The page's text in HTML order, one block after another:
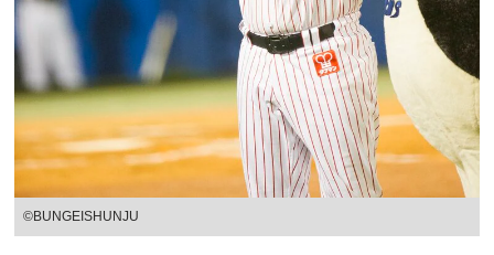
©BUNGEISHUNJU